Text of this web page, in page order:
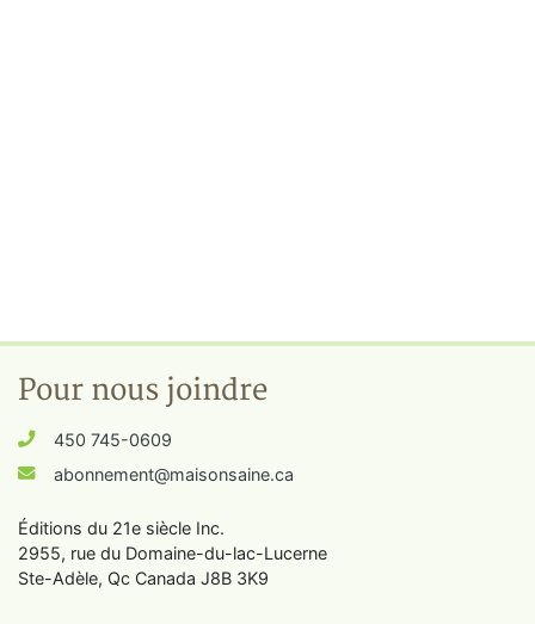
Pour nous joindre
450 745-0609
abonnement@maisonsaine.ca
Éditions du 21e siècle Inc.
2955, rue du Domaine-du-lac-Lucerne
Ste-Adèle, Qc Canada J8B 3K9